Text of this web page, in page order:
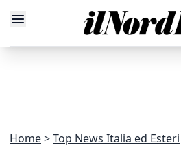
Home Top News Italia ed Esteri